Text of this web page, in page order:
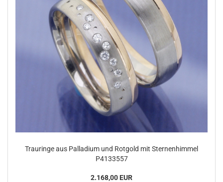
Trauringe aus Palladium und Rotgold mit Sternenhimmel
P4133557
2.168,00 EUR